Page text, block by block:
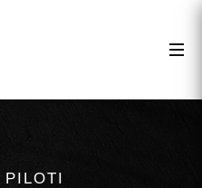
PILOTI